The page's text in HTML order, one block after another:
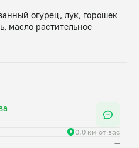
огурец, лук, горошек
0.0 км от вас
—